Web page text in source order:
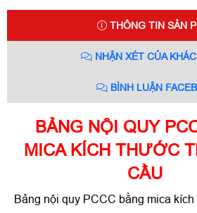
THÔNG TIN SẢN
NHẬN XÉT CỦA
BÌNH LUẬN
BẢNG NỘI QUY
MICA KÍCH THƯỚC
CẦU
Bảng nội quy PCCC bằng mica